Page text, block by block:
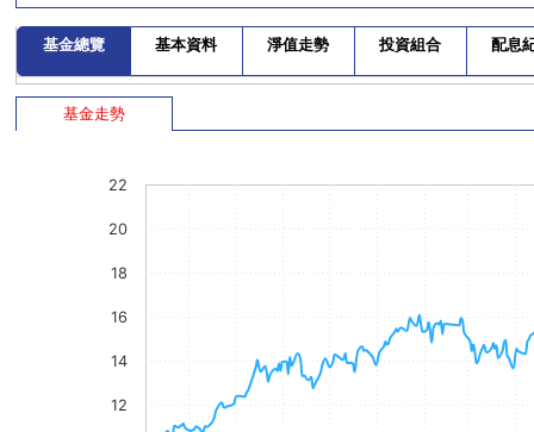
基金總覽 基本資料 淨值走勢 投資組合 配息
基金走勢
12
14
16
18
20
22